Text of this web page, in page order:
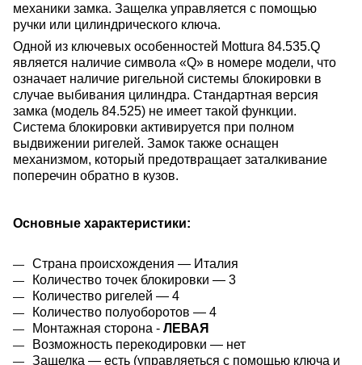
механики замка. Защелка управляется с помощью
ручки или цилиндрического ключа.
Одной из ключевых особенностей Mottura 84.535.Q
является наличие символа «Q» в номере модели, что
означает наличие ригельной системы блокировки в
случае выбивания цилиндра. Стандартная версия
замка (модель 84.525) не имеет такой функции.
Система блокировки активируется при полном
выдвижении ригелей. Замок также оснащен
механизмом, который предотвращает заталкивание
поперечин обратно в кузов.
Основные характеристики:
Страна происхождения — Италия
Количество точек блокировки — 3
Количество ригелей — 4
Количество полуоборотов — 4
Монтажная сторона - ЛЕВАЯ
Возможность перекодировки — нет
Защелка — есть (управляеться с помощью ключа и